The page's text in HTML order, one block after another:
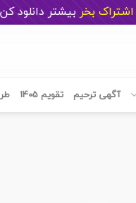
بیشتر دانلود
آگهی ترحیم تقویم 1405